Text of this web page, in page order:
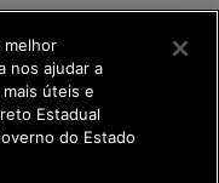
melhor
nos ajudar a
úteis e
Estadual
do Estado